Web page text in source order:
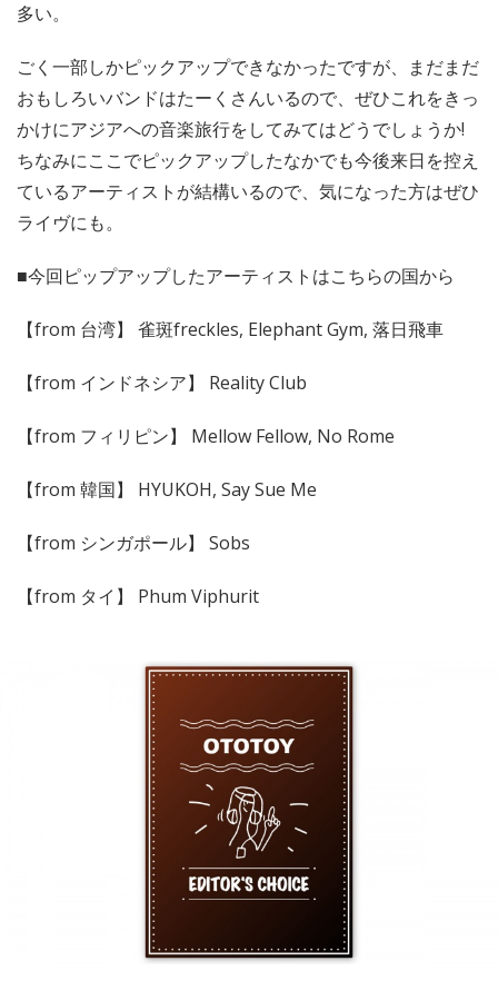
多い。
ごく一部しかピックアップできなかったですが、まだまだ
おもしろいバンドはたーくさんいるので、ぜひこれをきっ
かけにアジアへの音楽旅行をしてみてはどうでしょうか!
ちなみにここでピックアップしたなかでも今後来日を控え
ているアーティストが結構いるので、気になった方はぜひ
ライヴにも。
■今回ピップアップしたアーティストはこちらの国から
【from 台湾】 雀斑freckles, Elephant Gym, 落日飛車
【from インドネシア】 Reality Club
【from フィリピン】 Mellow Fellow, No Rome
【from 韓国】 HYUKOH, Say Sue Me
【from シンガポール】 Sobs
【from タイ】 Phum Viphurit